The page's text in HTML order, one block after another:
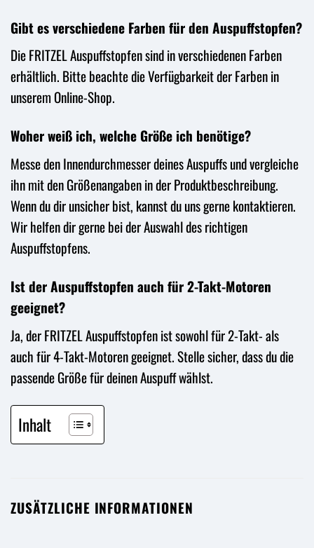
Gibt es verschiedene Farben für den Auspuffstopfen?
Die FRITZEL Auspuffstopfen sind in verschiedenen Farben
erhältlich. Bitte beachte die Verfügbarkeit der Farben in
unserem Online-Shop.
Woher weiß ich, welche Größe ich benötige?
Messe den Innendurchmesser deines Auspuffs und vergleiche
ihn mit den Größenangaben in der Produktbeschreibung.
Wenn du dir unsicher bist, kannst du uns gerne kontaktieren.
Wir helfen dir gerne bei der Auswahl des richtigen
Auspuffstopfens.
Ist der Auspuffstopfen auch für 2-Takt-Motoren
geeignet?
Ja, der FRITZEL Auspuffstopfen ist sowohl für 2-Takt- als
auch für 4-Takt-Motoren geeignet. Stelle sicher, dass du die
passende Größe für deinen Auspuff wählst.
Inhalt
ZUSÄTZLICHE INFORMATIONEN